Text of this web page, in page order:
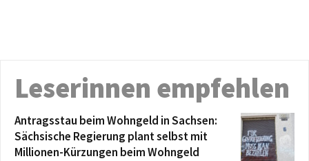
Leserinnen empfehlen
Antragsstau beim Wohngeld in Sachsen:
Sächsische Regierung plant selbst mit
Millionen-Kürzungen beim Wohngeld